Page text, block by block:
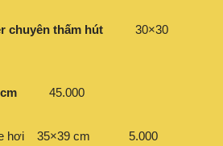
chuyên thấm hút
30×30
45.000
xe hơi 35×39 cm 5.000